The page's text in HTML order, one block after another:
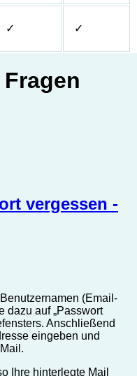
✓ ✓
vergessen -
(Email-
dazu auf „Passwort
Anschließend
eingeben und
Ihre hinterlegte Mail